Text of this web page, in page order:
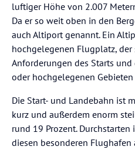
luftiger Höhe von 2.007
Da er so weit oben in den
auch Altiport genannt. Ein
hochgelegenen Flugplatz,
Anforderungen des Starts
oder hochgelegenen
Die Start- und Landebahn ist
kurz und außerdem enorm
rund 19 Prozent.
diesen besonderen